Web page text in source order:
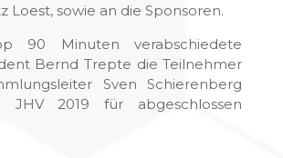
Loest, sowie an die Sponsoren.
90 Minuten verabschiedete
Bernd Trepte die Teilnehmer
Sven Schierenberg
JHV 2019 für abgeschlossen